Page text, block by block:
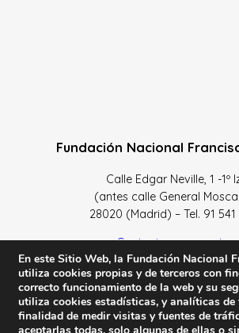
Fundación Nacional
Calle Edgar Neville, 1 -1º
(antes calle General
28020 (Madrid) – Tel. 91 541
Contacta con nosotros
Política de Privacidad y protección de
En este Sitio Web, la Fundación Nacional
utiliza cookies propias y de terceros con
correcto funcionamiento de la web y su
utiliza cookies estadísticas, y analíticas de
finalidad de medir visitas y fuentes de